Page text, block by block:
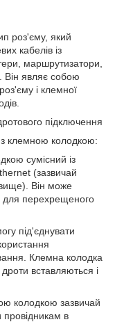
роз'єму, який
кабелів із
маршрутизатори,
Він являє собою
і клемної
підключення
клемною колодкою:
сумісний із
(зазвичай
вище). Він може
для перехрещеного
під'єднувати
Клемна колодка
вставляються і
колодкою зазвичай
провідникам в